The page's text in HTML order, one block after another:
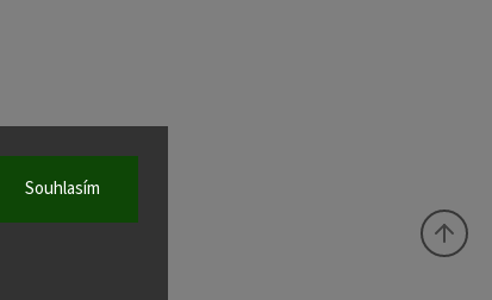
Souhlasím